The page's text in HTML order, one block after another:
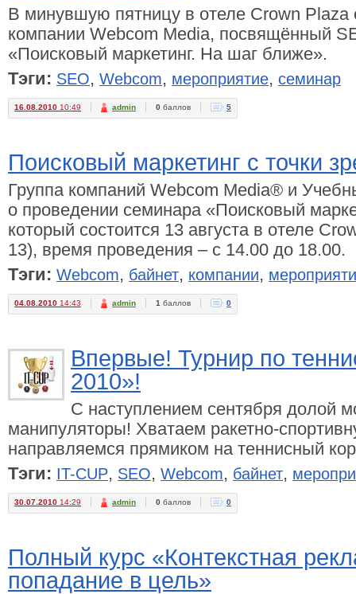
В минувшую пятницу в отеле Crown Plaza
компании Webcom Media, посвящённый
«Поисковый маркетинг. На шаг ближе».
Тэги: SEO, Webcom, мероприятие, семинар
16.08.2010 10:49 admin 0 баллов 5
Поисковый маркетинг с точки
Группа компаний Webcom Media® и
о проведении семинара «Поисковый
который состоится 13 августа в отеле
13), время проведения – с 14.00 до 18.00.
Тэги: Webcom, байнет, компании,
04.08.2010 14:43 admin 1 баллов 0
Впервые! Турнир по
2010»!
С наступлением сентября долой
манипуляторы! Хватаем ракетно-
направляемся прямиком на теннисный
Тэги: IT-CUP, SEO, Webcom, байнет,
30.07.2010 14:29 admin 0 баллов 0
Полный курс «Контекстная
попадание в цель»